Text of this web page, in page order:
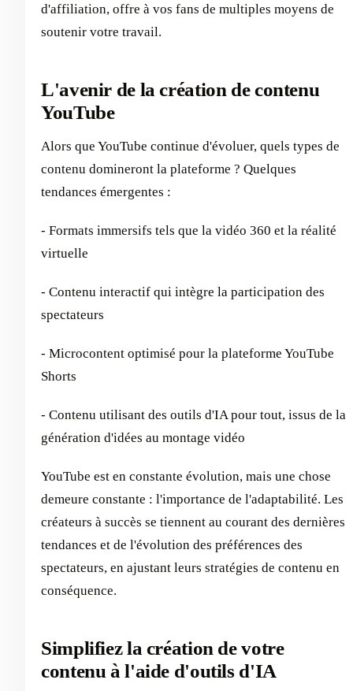
d'affiliation, offre à vos fans de multiples moyens de
soutenir votre travail.
L'avenir de la création de contenu
YouTube
Alors que YouTube continue d'évoluer, quels types de
contenu domineront la plateforme ? Quelques
tendances émergentes :
- Formats immersifs tels que la vidéo 360 et la réalité
virtuelle
- Contenu interactif qui intègre la participation des
spectateurs
- Microcontent optimisé pour la plateforme YouTube
Shorts
- Contenu utilisant des outils d'IA pour tout, issus de la
génération d'idées au montage vidéo
YouTube est en constante évolution, mais une chose
demeure constante : l'importance de l'adaptabilité. Les
créateurs à succès se tiennent au courant des dernières
tendances et de l'évolution des préférences des
spectateurs, en ajustant leurs stratégies de contenu en
conséquence.
Simplifiez la création de votre
contenu à l'aide d'outils d'IA